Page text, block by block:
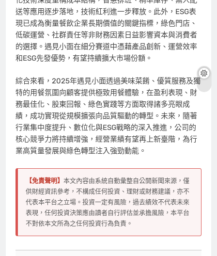
送等應用逐步落地，技術紅利進一步釋放。此外，ESG表
現已成為衡量餐飲企業長期價值的關鍵指標，綠色門店、
低碳運營、社群責任等非財務因素日益影響資本與消費者
的選擇。遇見小面在細分賽道中憑藉產品創新、運營效率
和ESG先發優勢，有望持續擴大市場份額。
綜合來看，2025年遇見小面透過美味菜餚、優質服務及獨
特的用餐氛圍向顧客提供極致用餐體驗，在盈利表現、財
務最佳化、股東回報、綠色實踐等方面取得諸多亮眼成
績，成功實現從規模擴張向品質驅動的轉型。未來，隨著
行業集中度提升、數位化與ESG戰略的深入推進，公司的
核心競爭力將持續增強，經營業績有望再上新臺階，為行
業高質量發展與綠色轉型注入強勁動能。
【免責聲明】 本文內容由系統自動彙整自公開新聞來源，僅
供財經資訊參考，不構成任何投資、理財或財務建議，亦不
代表本平台之立場。投資一定有風險，過去績效不代表未來
表現，任何投資決策應由讀者自行評估並承擔風險，本平台
不對依本文所為之任何投資行為負責。